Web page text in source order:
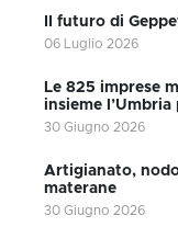
II futuro di
06 Luglio 2026
Le 825 imprese
insieme
30 Giugno 2026
Artigianato,
materane
30 Giugno 2026